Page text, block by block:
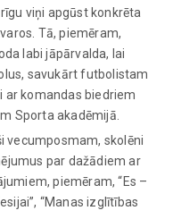
viņi apgūst konkrēta
Tā, piemēram,
labi jāpārvalda, lai
savukārt futbolistam
ar komandas biedriem
Sporta akadēmijā.
vecumposmam, skolēni
par dažādiem ar
piemēram, “Es –
“Manas izglītības